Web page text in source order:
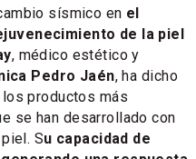
sísmico en el
de la piel
, médico estético y
Pedro Jaén, ha dicho
los productos más
se han desarrollado con
Su capacidad de